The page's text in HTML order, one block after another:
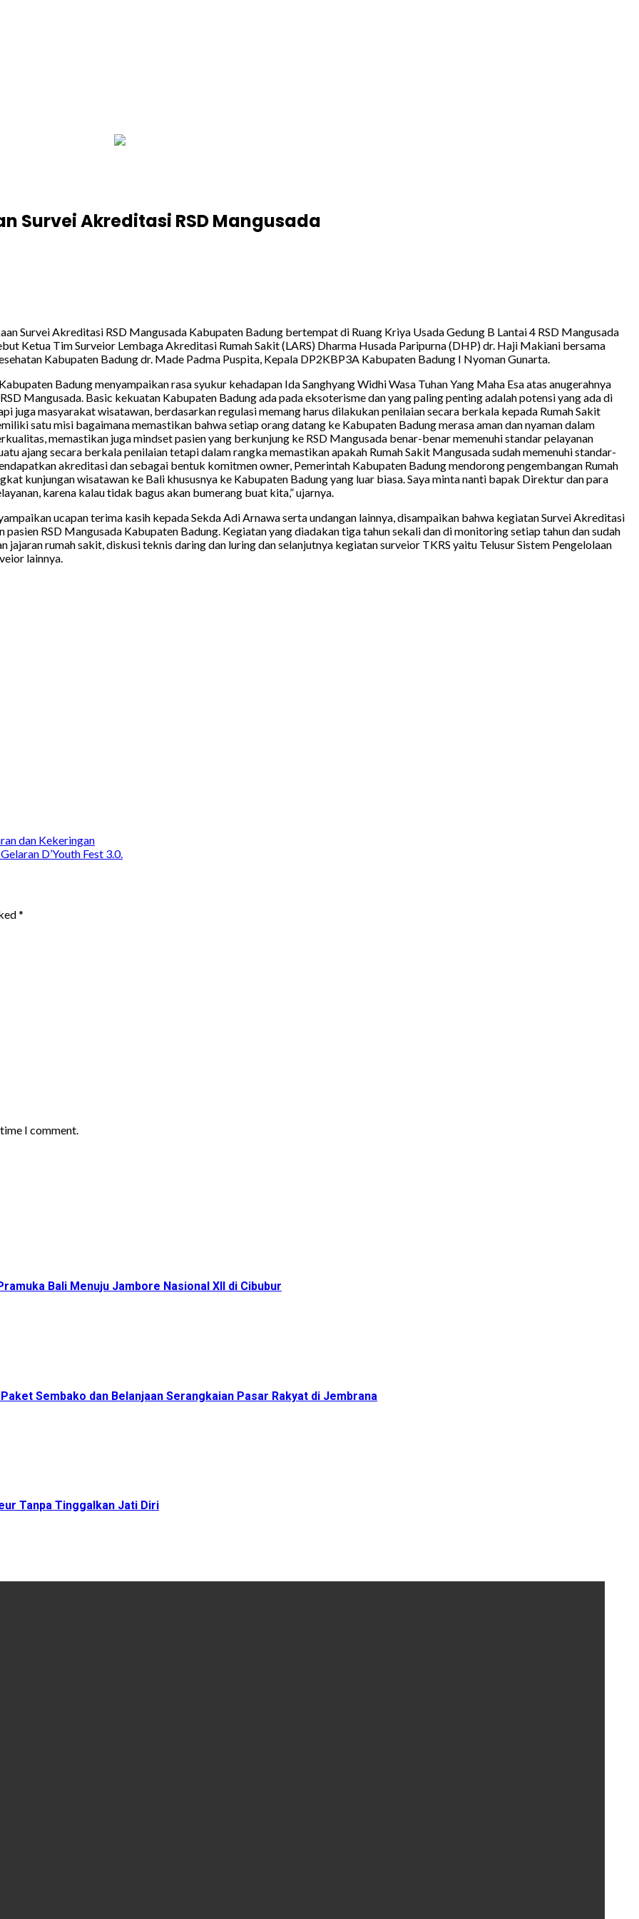
Survei Akreditasi RSD Mangusada
Survei Akreditasi RSD Mangusada Kabupaten Badung bertempat di Ruang Kriya Usada Gedung B Lantai 4 RSD Mangusada
Ketua Tim Surveior Lembaga Akreditasi Rumah Sakit (LARS) Dharma Husada Paripurna (DHP) dr. Haji Makiani bersama
Kabupaten Badung dr. Made Padma Puspita, Kepala DP2KBP3A Kabupaten Badung I Nyoman Gunarta.
Badung menyampaikan rasa syukur kehadapan Ida Sanghyang Widhi Wasa Tuhan Yang Maha Esa atas anugerahnya
Mangusada. Basic kekuatan Kabupaten Badung ada pada eksoterisme dan yang paling penting adalah potensi yang ada di
juga masyarakat wisatawan, berdasarkan regulasi memang harus dilakukan penilaian secara berkala kepada Rumah Sakit
satu misi bagaimana memastikan bahwa setiap orang datang ke Kabupaten Badung merasa aman dan nyaman dalam
memastikan juga mindset pasien yang berkunjung ke RSD Mangusada benar-benar memenuhi standar pelayanan
ajang secara berkala penilaian tetapi dalam rangka memastikan apakah Rumah Sakit Mangusada sudah memenuhi standar-
akreditasi dan sebagai bentuk komitmen owner, Pemerintah Kabupaten Badung mendorong pengembangan Rumah
kunjungan wisatawan ke Bali khususnya ke Kabupaten Badung yang luar biasa. Saya minta nanti bapak Direktur dan para
karena kalau tidak bagus akan bumerang buat kita,” ujarnya.
ucapan terima kasih kepada Sekda Adi Arnawa serta undangan lainnya, disampaikan bahwa kegiatan Survei Akreditasi
RSD Mangusada Kabupaten Badung. Kegiatan yang diadakan tiga tahun sekali dan di monitoring setiap tahun dan sudah
rumah sakit, diskusi teknis daring dan luring dan selanjutnya kegiatan surveior TKRS yaitu Telusur Sistem Pengelolaan
lainnya.
dan Kekeringan
D’Youth Fest 3.0.
*
I comment.
Bali Menuju Jambore Nasional XII di Cibubur
Sembako dan Belanjaan Serangkaian Pasar Rakyat di Jembrana
Tanpa Tinggalkan Jati Diri